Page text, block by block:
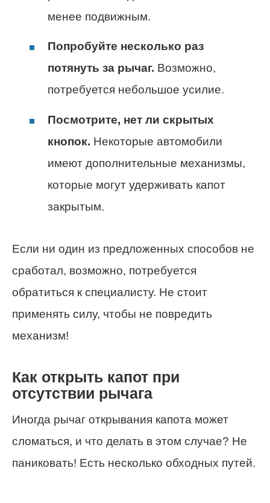
менее подвижным.
Попробуйте несколько раз
потянуть за рычаг. Возможно,
потребуется небольшое усилие.
Посмотрите, нет ли скрытых
кнопок. Некоторые автомобили
имеют дополнительные механизмы,
которые могут удерживать капот
закрытым.
Если ни один из предложенных способов не
сработал, возможно, потребуется
обратиться к специалисту. Не стоит
применять силу, чтобы не повредить
механизм!
Как открыть капот при
отсутствии рычага
Иногда рычаг открывания капота может
сломаться, и что делать в этом случае? Не
паниковать! Есть несколько обходных путей.